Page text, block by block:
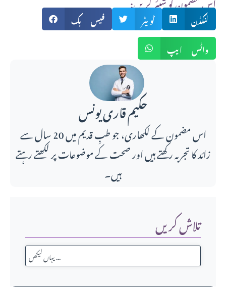
تلاش کریں
فیس بک ٹویٹر
لنکڈن
واٹس ایپ
حکیم قاری یونس
اس مضمون کے لکھاری، جو طبِ قدیم میں 20 سال سے
زائد کا تجربہ رکھتے ہیں اور صحت کے موضوعات پر لکھتے رہتے
ہیں۔